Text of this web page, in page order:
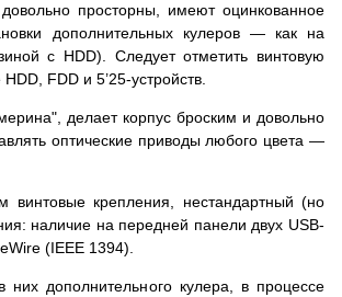
просторны, имеют оцинкованное
дополнительных кулеров — как на
с HDD). Следует отметить винтовую
FDD и 5’25-устройств.
делает корпус броским и довольно
оптические приводы любого цвета —
крепления, нестандартный (но
наличие на передней панели двух USB-
(IEEE 1394).
дополнительного кулера, в процессе